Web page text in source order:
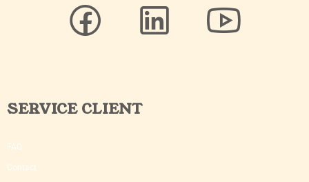
SERVICE CLIENT
FAQ
Contact